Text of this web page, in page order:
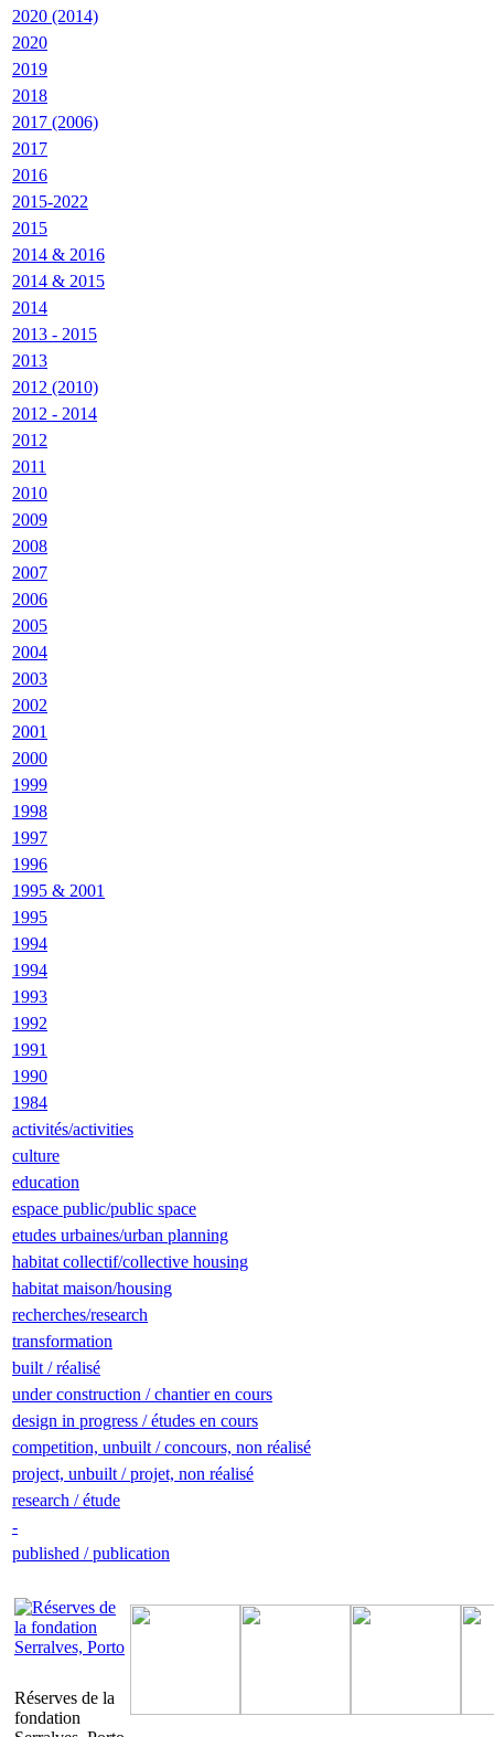
2020 (2014)
2020
2019
2018
2017 (2006)
2017
2016
2015-2022
2015
2014 & 2016
2014 & 2015
2014
2013 - 2015
2013
2012 (2010)
2012 - 2014
2012
2011
2010
2009
2008
2007
2006
2005
2004
2003
2002
2001
2000
1999
1998
1997
1996
1995 & 2001
1995
1994
1994
1993
1992
1991
1990
1984
activités/activities
culture
education
espace public/public space
etudes urbaines/urban planning
habitat collectif/collective housing
habitat maison/housing
recherches/research
transformation
built / réalisé
under construction / chantier en cours
design in progress / études en cours
competition, unbuilt / concours, non réalisé
project, unbuilt / projet, non réalisé
research / étude
-
published / publication
Réserves de la
fondation